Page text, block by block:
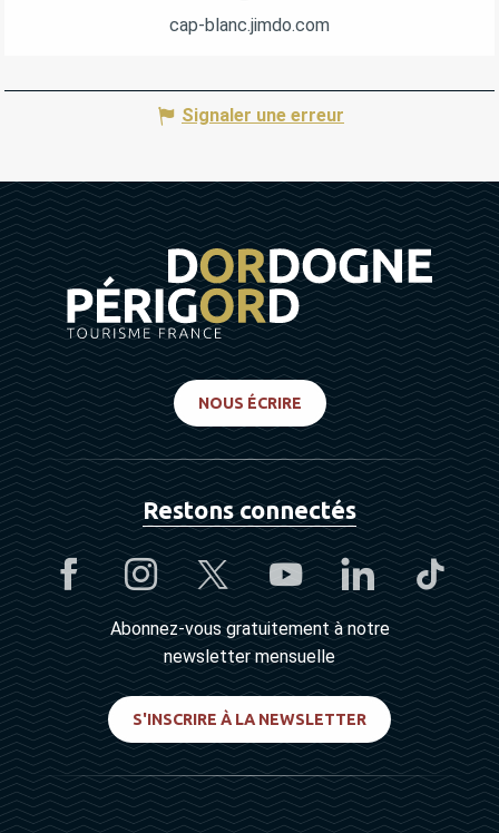
cap-blanc.jimdo.com
Signaler une erreur
NOUS ÉCRIRE
Restons connectés
Abonnez-vous gratuitement à notre
newsletter mensuelle
S'INSCRIRE À LA NEWSLETTER